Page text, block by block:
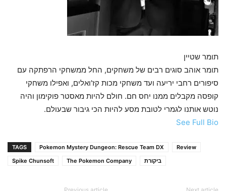
תומר שטיין
תומר אוהב סוגים רבים של משחקים, החל ממשחקי הרפתקה עם
סיפורים רחבי יריעה ועד משחקי מכות קז'ואלים, ואפילו משחקי
קופסה מקבלים ממנו יחס חם. חולם להיות מאסטר פוקימון והיה
נוטש אותנו לגמרי לטובת מסע להיות הכי גיבור שבעולם.
See Full Bio
TAGS Pokemon Mystery Dungeon: Rescue Team DX
Review
Spike Chunsoft
The Pokemon Company ביקורת